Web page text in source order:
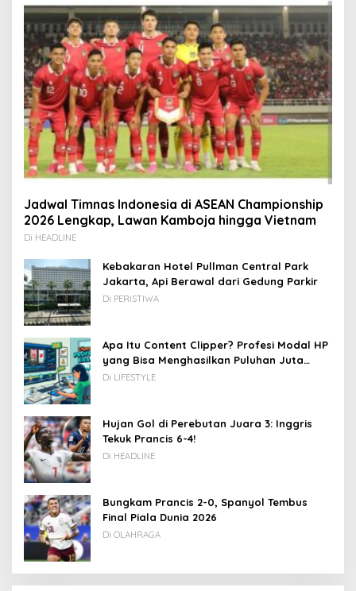
Jadwal Timnas Indonesia di ASEAN Championship
2026 Lengkap, Lawan Kamboja hingga Vietnam
Di HEADLINE
Kebakaran Hotel Pullman Central Park
Jakarta, Api Berawal dari Gedung Parkir
Di PERISTIWA
Apa Itu Content Clipper? Profesi Modal HP
yang Bisa Menghasilkan Puluhan Juta
Rupiah
Di LIFESTYLE
Hujan Gol di Perebutan Juara 3: Inggris
Tekuk Prancis 6-4!
Di HEADLINE
Bungkam Prancis 2-0, Spanyol Tembus
Final Piala Dunia 2026
Di OLAHRAGA